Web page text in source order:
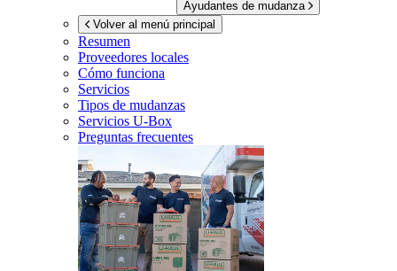
Ayudantes de mudanza
Volver al menú principal
Resumen
Proveedores locales
Cómo funciona
Servicios
Tipos de mudanzas
Servicios U-Box
Preguntas frecuentes